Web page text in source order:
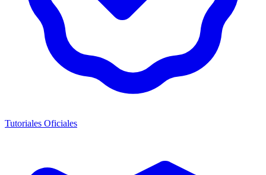
Tutoriales Oficiales